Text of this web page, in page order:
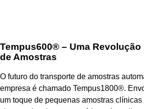
Tempus600® – Uma
de Amostras
O futuro do transporte de amostras
empresa é chamado Tempus1800®.
um toque de pequenas amostras